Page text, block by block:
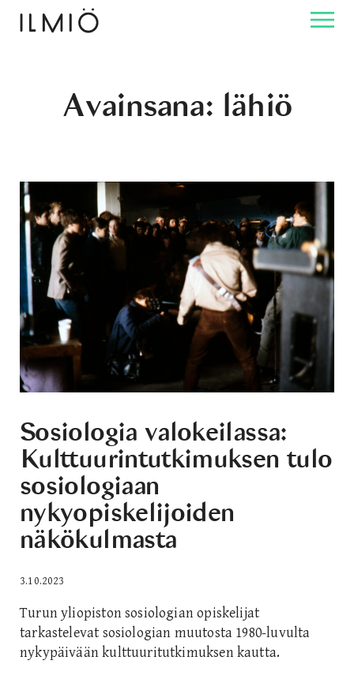
Avainsana: lähiö
Sosiologia valokeilassa:
Kulttuurintutkimuksen tulo
sosiologiaan
nykyopiskelijoiden
näkökulmasta
3.10.2023
Turun yliopiston sosiologian opiskelijat
tarkastelevat sosiologian muutosta 1980-luvulta
nykypäivään kulttuuritutkimuksen kautta.